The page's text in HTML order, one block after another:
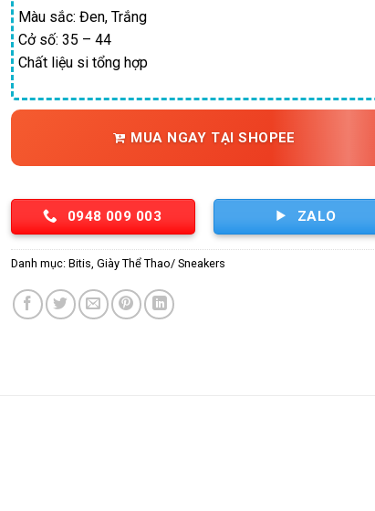
Màu sắc: Đen, Trắng
Cở số: 35 – 44
Chất liệu si tổng hợp
MUA NGAY TẠI SHOPEE
0948 009 003 ZALO
Danh mục:Bitis,Giày Thể Thao/ Sneakers